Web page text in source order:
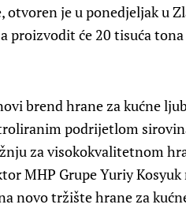
je u ponedjeljak u
proizvodit će 20 tisuća
brend hrane za kućne
podrijetlom
za visokokvalitetnom
MHP Grupe Yuriy
novo tržište hrane za